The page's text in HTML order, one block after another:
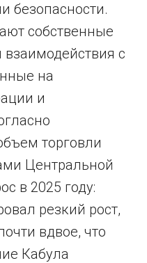
безопасности.
собственные
с
на
и
торговли
Центральной
в 2025 году:
резкий рост,
вдвое, что
Кабула